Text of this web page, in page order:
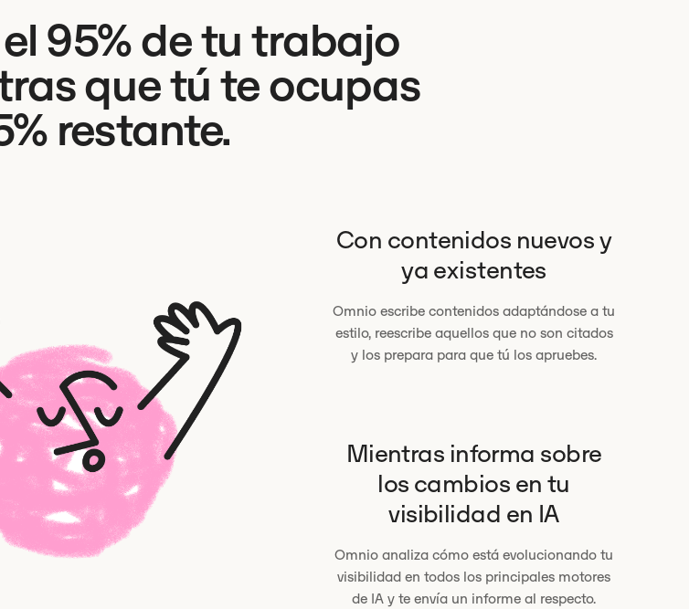
95% de tu trabajo
que tú te ocupas
restante.
Con contenidos nuevos y
ya existentes
Omnio escribe contenidos adaptándose a tu
estilo, reescribe aquellos que no son citados
y los prepara para que tú los apruebes.
Mientras informa sobre
los cambios en tu
visibilidad en IA
Omnio analiza cómo está evolucionando tu
visibilidad en todos los principales motores
de IA y te envía un informe al respecto.